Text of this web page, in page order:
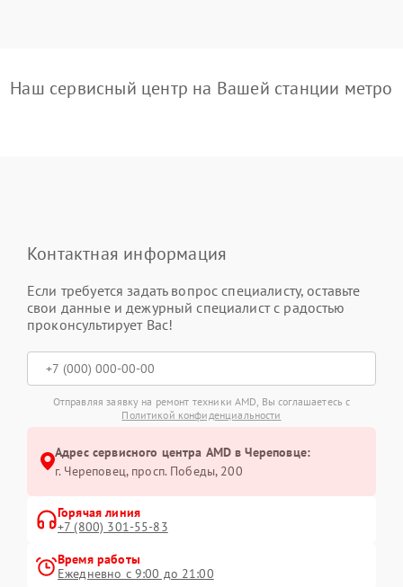
Наш сервисный центр на Вашей станции метро
Контактная информация
Если требуется задать вопрос специалисту, оставьте
свои данные и дежурный специалист с радостью
проконсультирует Вас!
Отправляя заявку на ремонт техники AMD, Вы соглашаетесь с
Политикой конфиденциальности
Адрес сервисного центра AMD в Череповце:
г. Череповец, просп. Победы, 200
Горячая линия
+7 (800) 301-55-83
Время работы
Ежедневно с 9:00 до 21:00